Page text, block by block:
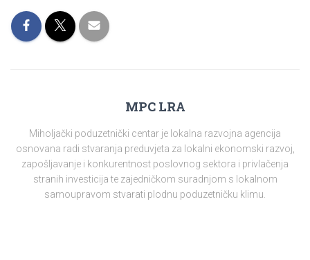
MPC LRA
Miholjački poduzetnički centar je lokalna razvojna agencija
osnovana radi stvaranja preduvjeta za lokalni ekonomski razvoj,
zapošljavanje i konkurentnost poslovnog sektora i privlačenja
stranih investicija te zajedničkom suradnjom s lokalnom
samoupravom stvarati plodnu poduzetničku klimu.